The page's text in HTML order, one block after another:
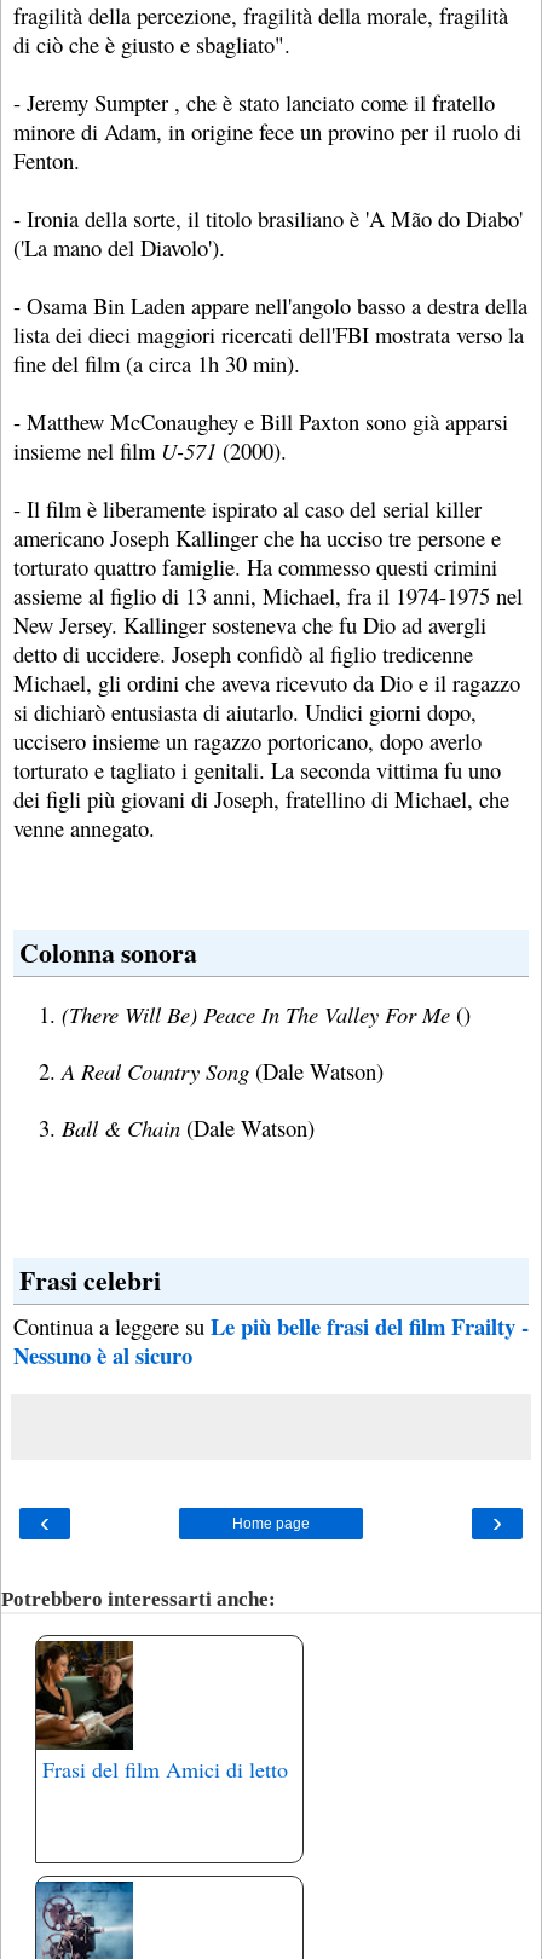
fragilità della percezione, fragilità della morale, fragilità
di ciò che è giusto e sbagliato".
- Jeremy Sumpter , che è stato lanciato come il fratello
minore di Adam, in origine fece un provino per il ruolo di
Fenton.
- Ironia della sorte, il titolo brasiliano è 'A Mão do Diabo'
('La mano del Diavolo').
- Osama Bin Laden appare nell'angolo basso a destra della
lista dei dieci maggiori ricercati dell'FBI mostrata verso la
fine del film (a circa 1h 30 min).
- Matthew McConaughey e Bill Paxton sono già apparsi
insieme nel film U-571 (2000).
- Il film è liberamente ispirato al caso del serial killer
americano Joseph Kallinger che ha ucciso tre persone e
torturato quattro famiglie. Ha commesso questi crimini
assieme al figlio di 13 anni, Michael, fra il 1974-1975 nel
New Jersey. Kallinger sosteneva che fu Dio ad avergli
detto di uccidere. Joseph confidò al figlio tredicenne
Michael, gli ordini che aveva ricevuto da Dio e il ragazzo
si dichiarò entusiasta di aiutarlo. Undici giorni dopo,
uccisero insieme un ragazzo portoricano, dopo averlo
torturato e tagliato i genitali. La seconda vittima fu uno
dei figli più giovani di Joseph, fratellino di Michael, che
venne annegato.
Colonna sonora
(There Will Be) Peace In The Valley For Me ()
A Real Country Song (Dale Watson)
Ball & Chain (Dale Watson)
Frasi celebri
Continua a leggere su Le più belle frasi del film Frailty -
Nessuno è al sicuro
‹ ›
Home page
Potrebbero interessarti anche:
Frasi del film Amici di letto